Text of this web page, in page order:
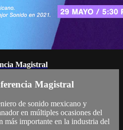
Magistral
Magistral
de sonido mexicano y
en múltiples ocasiones del
más importante en la industria del